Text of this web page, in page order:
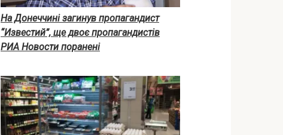
На Донеччині загинув пропагандист
“Известий”, ще двоє пропагандистів
РИА Новости поранені